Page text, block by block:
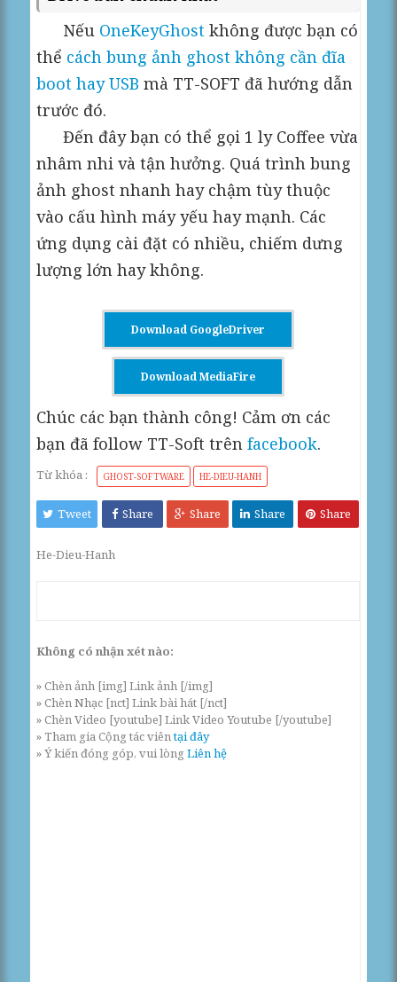
Nếu OneKeyGhost không được bạn có
thể cách bung ảnh ghost không cần đĩa
boot hay USB mà TT-SOFT đã hướng dẫn
trước đó.
Đến đây bạn có thể gọi 1 ly Coffee vừa
nhâm nhi và tận hưởng. Quá trình bung
ảnh ghost nhanh hay chậm tùy thuộc
vào cấu hình máy yếu hay mạnh. Các
ứng dụng cài đặt có nhiều, chiếm dưng
lượng lớn hay không.
Download GoogleDriver
Download MediaFire
Chúc các bạn thành công! Cảm ơn các
bạn đã follow TT-Soft trênfacebook.
Từ khóa : GHOST-SOFTWARE HE-DIEU-HANH
Tweet Share Share Share Share
He-Dieu-Hanh
Không có nhận xét nào:
» Chèn ảnh [img] Link ảnh [/img]
» Chèn Nhạc [nct] Link bài hát [/nct]
» Chèn Video [youtube] Link Video Youtube [/youtube]
» Tham gia Cộng tác viêntại đây
» Ý kiến đóng góp, vui lòngLiên hệ